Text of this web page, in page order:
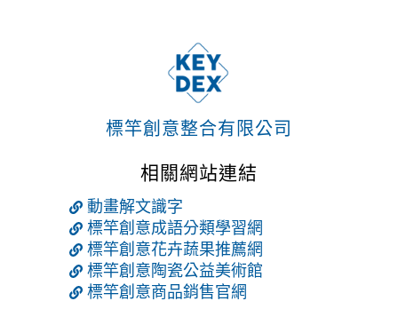
標竿創意整合有限公司
相關網站連結
動畫解文識字
標竿創意成語分類學習網
標竿創意花卉蔬果推薦網
標竿創意陶瓷公益美術館
標竿創意商品銷售官網